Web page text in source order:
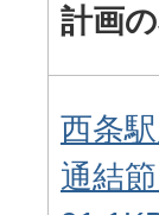
計画
西条
通結